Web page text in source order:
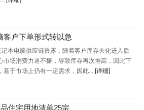
客户下单形式转以急
本电脑供应链透露，随着客户库存去化进入后
市场消费力道不振，导致库存再次堆高，因此下
基于市场上仍有一定需求，因此... [详细]
住宅用地清单25宗